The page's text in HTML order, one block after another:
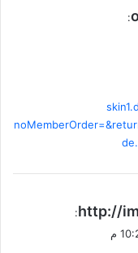
:
http://
: